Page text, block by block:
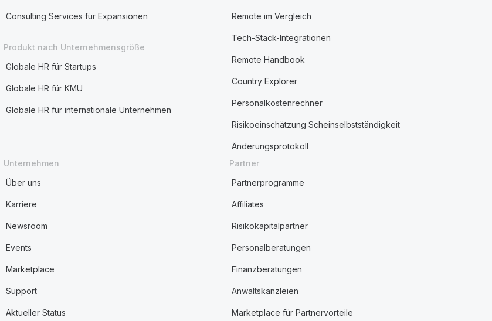
Consulting Services für Expansionen
Produkt nach Unternehmensgröße
Globale HR für Startups
Globale HR für KMU
Globale HR für internationale Unternehmen
Remote im Vergleich
Tech-Stack-Integrationen
Remote Handbook
Country Explorer
Personalkostenrechner
Risikoeinschätzung Scheinselbstständigkeit
Änderungsprotokoll
Unternehmen
Über uns
Karriere
Newsroom
Events
Marketplace
Support
Aktueller Status
Partner
Partnerprogramme
Affiliates
Risikokapitalpartner
Personalberatungen
Finanzberatungen
Anwaltskanzleien
Marketplace für Partnervorteile